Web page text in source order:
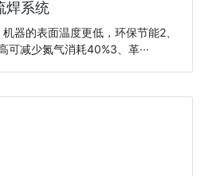
焊系统
器的表面温度更低，环保节能2、
减少氮气消耗40%3、革···